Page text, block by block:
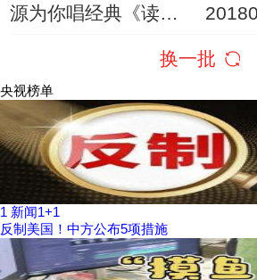
源为你唱经典《读山
换一批
央视榜单
1 新闻1+1
反制美国！中方公布5项措施